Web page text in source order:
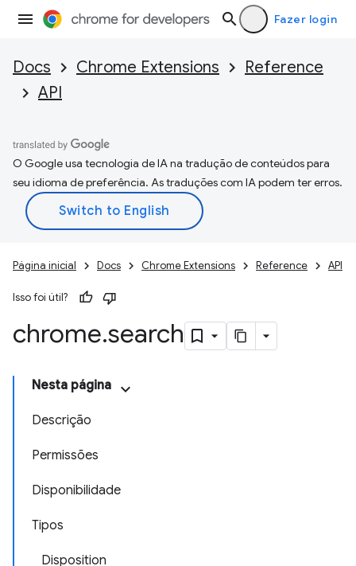
Fazer login
Docs Chrome Extensions
Reference
API
O Google usa tecnologia de IA na tradução de conteúdos para
seu idioma de preferência. As traduções com IA podem ter erros.
Página inicial Docs Chrome Extensions Reference API
Isso foi útil?
chrome.search
Nesta página
Descrição
Permissões
Disponibilidade
Tipos
Disposition